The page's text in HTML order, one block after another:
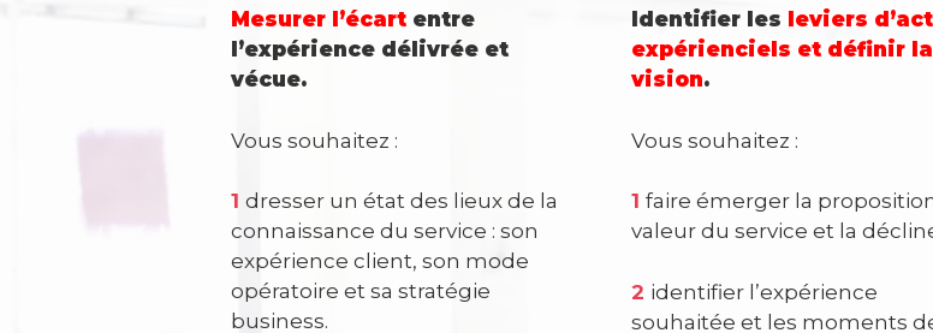
Mesurer l’écart entre
l’expérience délivrée et
vécue.
Vous souhaitez :
1 dresser un état des lieux de la
connaissance du service : son
expérience client, son mode
opératoire et sa stratégie
business.
Identifier les
leviers
expérienciels et définir la
vision.
Vous souhaitez :
1 faire émerger la
valeur du service et la
2 identifier l’expérience
souhaitée et les moments